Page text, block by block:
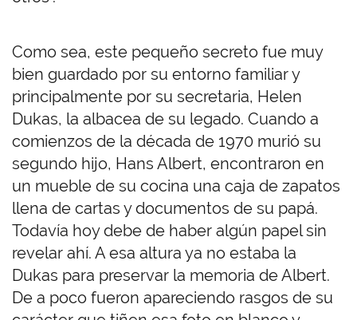
Como sea, este pequeño secreto fue muy
bien guardado por su entorno familiar y
principalmente por su secretaria, Helen
Dukas, la albacea de su legado. Cuando a
comienzos de la década de 1970 murió su
segundo hijo, Hans Albert, encontraron en
un mueble de su cocina una caja de zapatos
llena de cartas y documentos de su papá.
Todavía hoy debe de haber algún papel sin
revelar ahí. A esa altura ya no estaba la
Dukas para preservar la memoria de Albert.
De a poco fueron apareciendo rasgos de su